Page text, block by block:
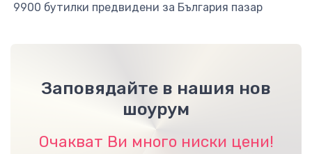
9900 бутилки предвидени за България пазар
Заповядайте в нашия нов
шоурум
Очакват Ви много ниски цени!